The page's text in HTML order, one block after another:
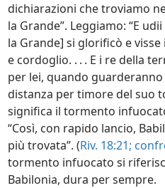
dichiarazioni che troviamo
la Grande”. Leggiamo: “E
la Grande] si glorificò e
e cordoglio. . . . E i re della
per lei, quando
distanza per timore del suo
significa il tormento
“Così, con rapido lancio,
più trovata”. (Riv. 18:21;
tormento infuocato si
Babilonia, dura per sempre.